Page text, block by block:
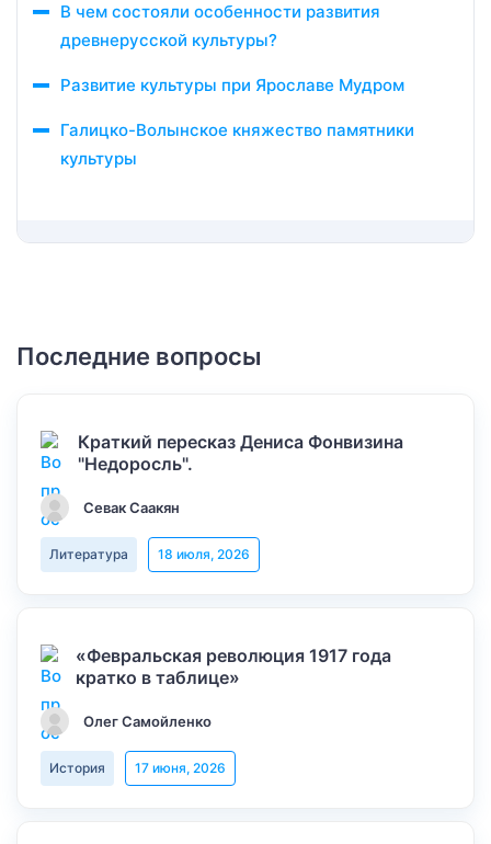
В чем состояли особенности развития
древнерусской культуры?
Развитие культуры при Ярославе Мудром
Галицко-Волынское княжество памятники
культуры
Последние вопросы
Краткий пересказ Дениса Фонвизина
"Недоросль".
Севак Саакян
Литература 18 июля, 2026
«Февральская революция 1917 года
кратко в таблице»
Олег Самойленко
История 17 июня, 2026